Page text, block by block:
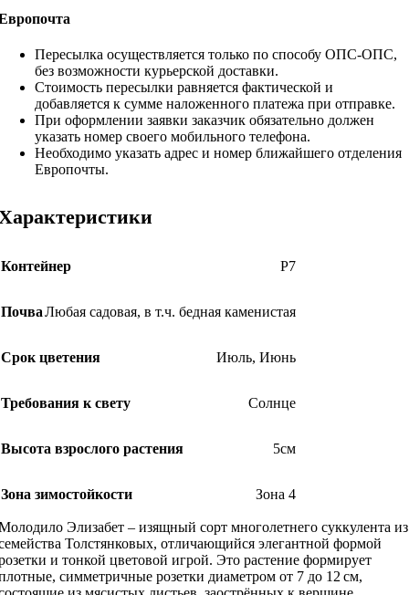
Пересылка осуществляется только по способу ОПС-ОПС,
без возможности курьерской доставки.
Стоимость пересылки равняется фактической и
добавляется к сумме наложенного платежа при отправке.
При оформлении заявки заказчик обязательно должен
указать номер своего мобильного телефона.
Необходимо указать адрес и номер ближайшего отделения
Европочты.
Контейнер Р7
ПочваЛюбая садовая, в т.ч. бедная каменистая
Срок цветения Июль, Июнь
Требования к свету Солнце
Высота взрослого растения 5см
Зона зимостойкости Зона 4
Элизабет – изящный сорт многолетнего суккулента из
Толстянковых, отличающийся элегантной формой
и тонкой цветовой игрой. Это растение формирует
симметричные розетки диаметром от 7 до 12 см,